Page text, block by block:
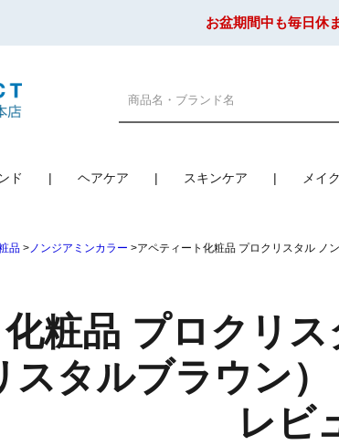
お盆期間中も毎日休
ド ヘアケア スキンケア メイ
品 ノンジアミンカラー アペティート化粧品 プロクリスタル ノ
粧品 プロクリ
スタルブラウン
レビ